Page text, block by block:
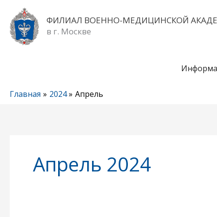
Перейти
содержимому
ФИЛИАЛ ВОЕННО-МЕДИЦИНСКОЙ
в г. Москве
Главная 2024 Апрель
Апрель 2024